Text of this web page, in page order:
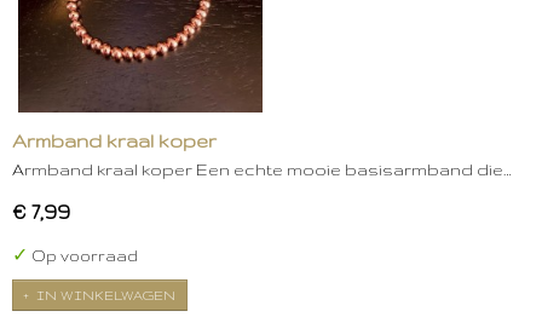
Armband kraal koper
Armband kraal koper Een echte mooie basisarmband die…
€ 7,99
✓ Op voorraad
IN WINKELWAGEN